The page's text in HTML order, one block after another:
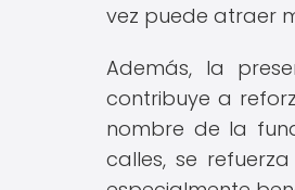
vez puede atraer
Además, la
contribuye a
nombre de la
calles, se